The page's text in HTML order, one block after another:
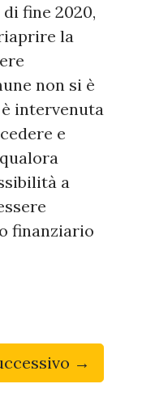
fine 2020,
la
non si è
intervenuta
e
a
finanziario
→